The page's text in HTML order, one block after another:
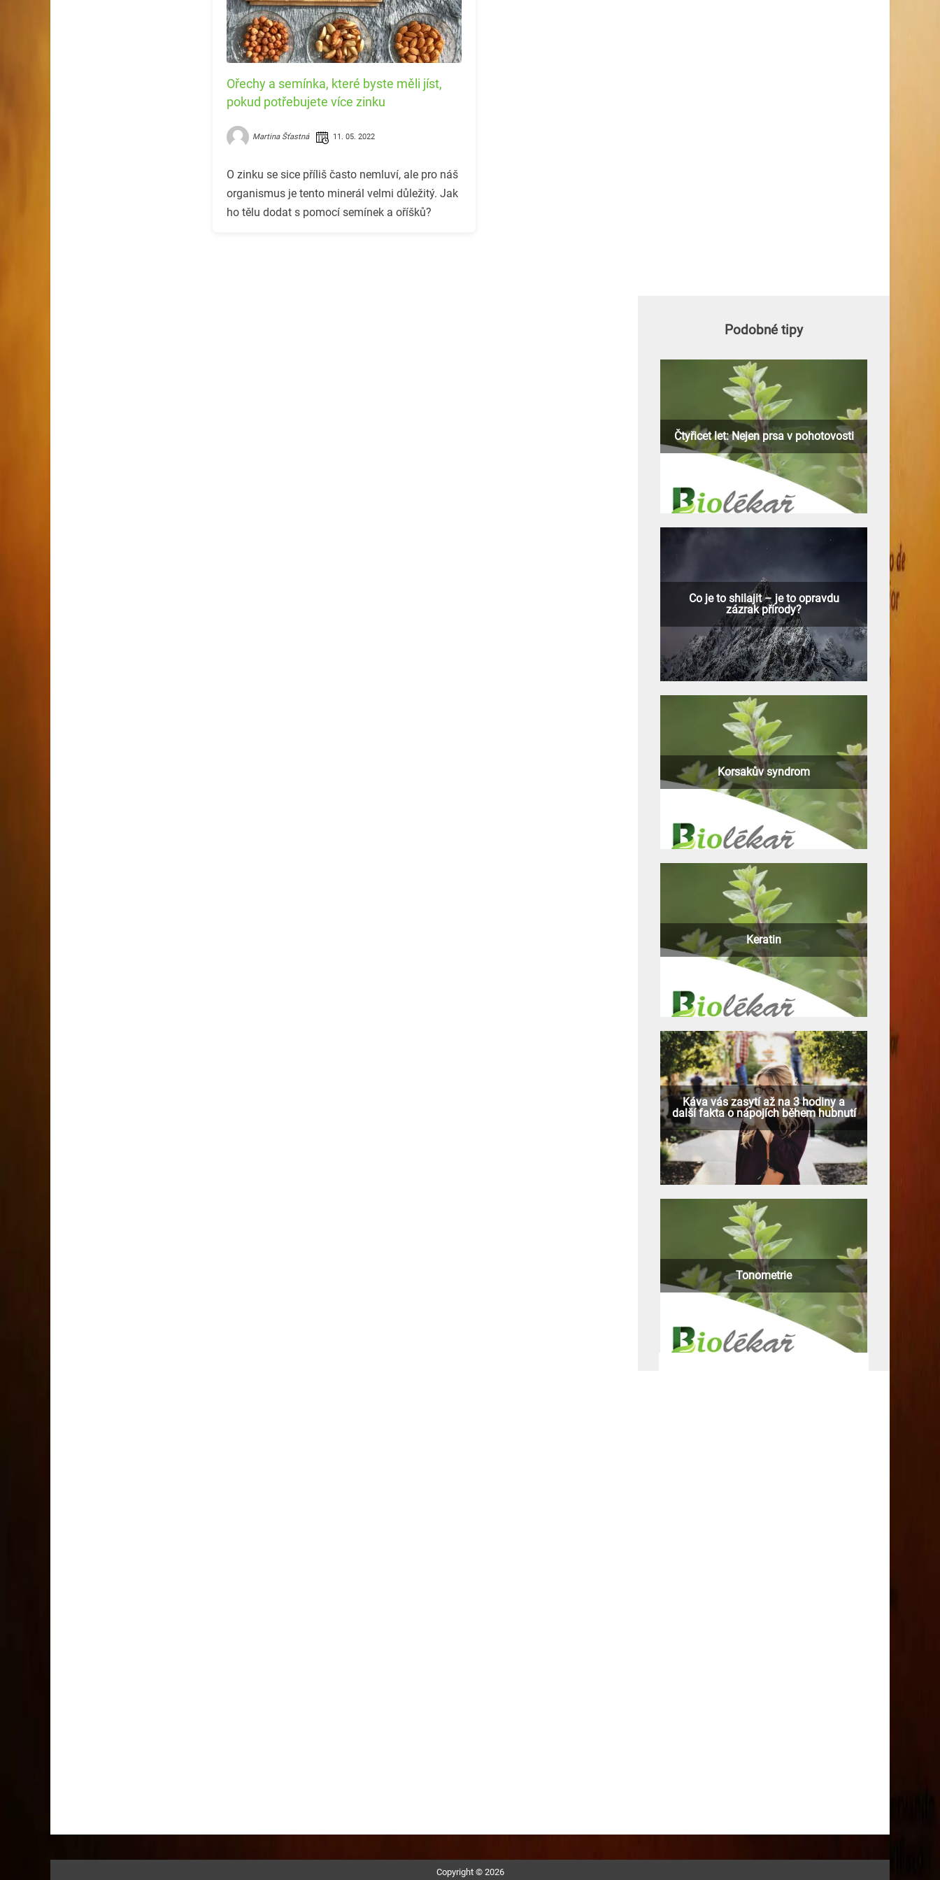
Ořechy a semínka, které byste měli jíst,
pokud potřebujete více zinku
Martina Šťastná 11. 05. 2022
O zinku se sice příliš často nemluví, ale pro náš
organismus je tento minerál velmi důležitý. Jak
ho tělu dodat s pomocí semínek a oříšků?
Podobné tipy
Čtyřicet let: Nejen prsa v pohotovosti
Co je to shilajit – je to opravdu
zázrak přírody?
Korsakův syndrom
Keratin
Káva vás zasytí až na 3 hodiny a
další fakta o nápojích během hubnutí
Tonometrie
Copyright © 2026